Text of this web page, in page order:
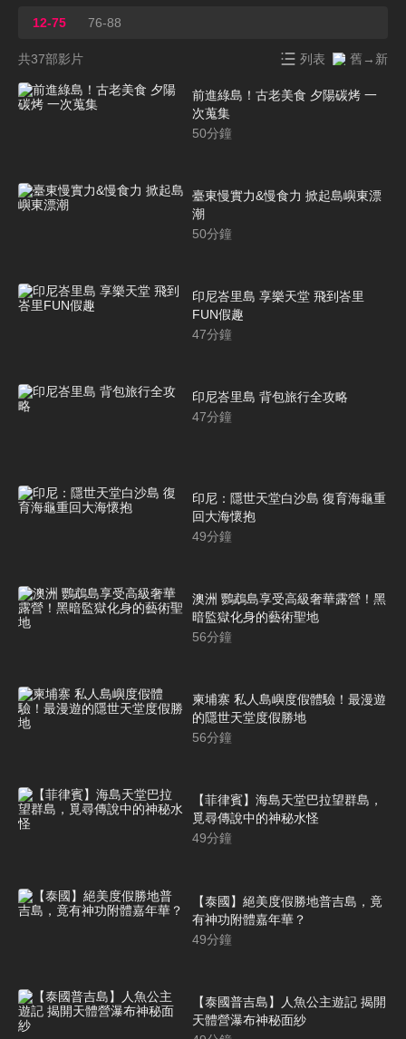
12-75 76-88
共37部影片 列表 舊→新
前進綠島！古老美食 夕陽碳烤 一
次蒐集
50分鐘
臺東慢實力&慢食力 掀起島嶼東漂
潮
50分鐘
印尼峇里島 享樂天堂 飛到峇里
FUN假趣
47分鐘
印尼峇里島 背包旅行全攻略
47分鐘
印尼：隱世天堂白沙島 復育海龜重
回大海懷抱
49分鐘
澳洲 鸚鵡島享受高級奢華露營！黑
暗監獄化身的藝術聖地
56分鐘
柬埔寨 私人島嶼度假體驗！最漫遊
的隱世天堂度假勝地
56分鐘
【菲律賓】海島天堂巴拉望群島，
覓尋傳說中的神秘水怪
49分鐘
【泰國】絕美度假勝地普吉島，竟
有神功附體嘉年華？
49分鐘
【泰國普吉島】人魚公主遊記 揭開
天體營瀑布神秘面紗